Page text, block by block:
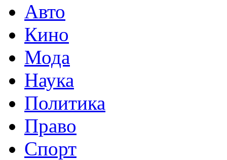
Авто
Кино
Мода
Наука
Политика
Право
Спорт